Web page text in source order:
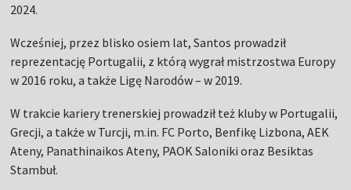
2024.
Wcześniej, przez blisko osiem lat, Santos prowadził
reprezentację Portugalii, z którą wygrał mistrzostwa Europy
w 2016 roku, a także Ligę Narodów – w 2019.
W trakcie kariery trenerskiej prowadził też kluby w Portugalii,
Grecji, a także w Turcji, m.in. FC Porto, Benfikę Lizbona, AEK
Ateny, Panathinaikos Ateny, PAOK Saloniki oraz Besiktas
Stambuł.